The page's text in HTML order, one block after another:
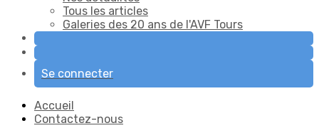
Tous les articles
Galeries des 20 ans de l'AVF Tours
Se connecter
Accueil
Contactez-nous